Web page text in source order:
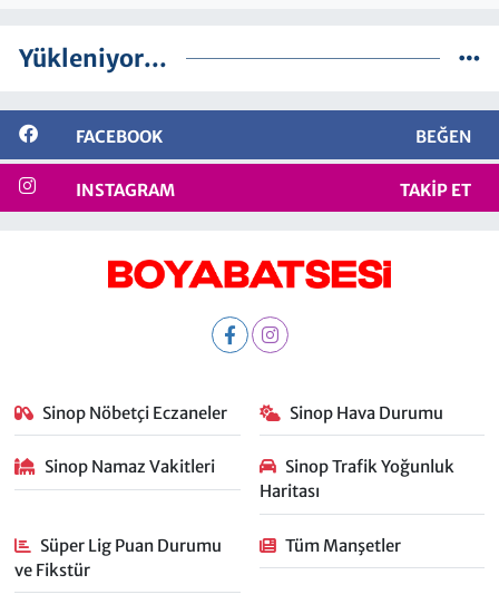
Yükleniyor...
FACEBOOK BEĞEN
INSTAGRAM TAKIP ET
Sinop Nöbetçi Eczaneler Sinop Hava Durumu
Sinop Namaz Vakitleri
Sinop Trafik Yoğunluk
Haritası
Süper Lig Puan Durumu
ve Fikstür
Tüm Manşetler